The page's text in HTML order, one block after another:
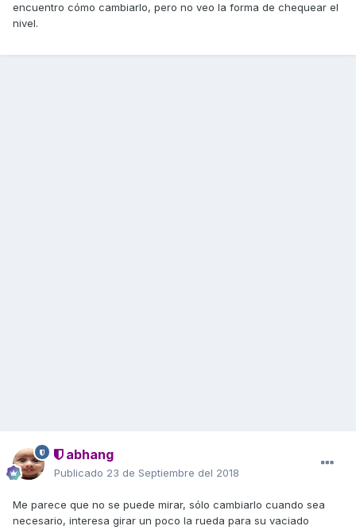
encuentro cómo cambiarlo, pero no veo la forma de chequear el
nivel.
abhang
Publicado 23 de Septiembre del 2018
Me parece que no se puede mirar, sólo cambiarlo cuando sea
necesario, interesa girar un poco la rueda para su vaciado